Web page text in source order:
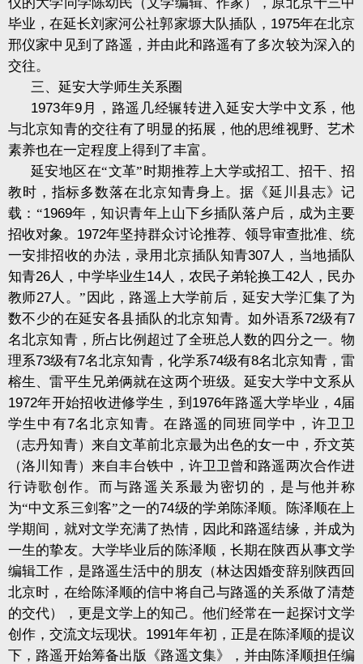
毕业，在延长刘家河公社郭家塬大队插队， 1975年在北京
邢仪家中见到了路遥，并由此和路遥有了多次较为深入的
交往。
三、延安大学师生关系圈
1973年9 月，路遥几经辗转进入延安大学中文系，他
与北京知青的交往有了明显的拓展，他的思维视野、艺术
素养也在一定程度上得到了丰富。
延安地区在“文革”时期推荐上大学或招工、招干、招
教时，指标多数落在北京知青身上。据《延川县志》记
载：“1969年，知识青年上山下乡插队落户后，成为主要
招收对象。 1972年坚持群众讨论推荐、领导审查批准、统
一安排招收的办法，录用北京插队知青307 人，当地插队
知青26人，中学毕业生14人，农民子弟轮换工42人，民办
教师27人。”因此，路遥上大学前后，延安大学汇集了为
数不少的在延安各县插队的北京知青。如外语系72级有7
名北京知青，所占比例超过了全班总人数的四分之一。物
理系73级有7名北京知青，化学系74级有8名北京知青，雷
榕生、雷平生兄弟俩就在这两个班级。延安大学中文系从
1972年开始招收进修学生，到 1976年路遥大学毕业， 4届
学生中有7名北京知青。在路遥的同班同学中，许卫卫
（志丹知青）来自文革前北京最为出色的女一中，乔文英
（洛川知青）来自丰台铁中，许卫卫曾和路遥两次合作进
行诗歌创作。而与路遥关系最为密切的，是与他并称
为“中文系三剑客”之一的74级的学弟陈泽顺。陈泽顺在上
学期间，就对文学充满了热情，因此和路遥结缘，并成为
一生的挚友。大学毕业后的陈泽顺，长期在陕西从事文学
编辑工作，是路遥生活中的朋友（林达因婚变辞别陕西回
北京时，在给陈泽顺的信中将自己与路遥的关系做了清楚
的交代），更是文学上的知己。他们经常在一起探讨文学
创作，交流文坛现状。 1991年年初，正是在陈泽顺的提议
下，路遥开始筹备出版《路遥文集》，并由陈泽顺担任编